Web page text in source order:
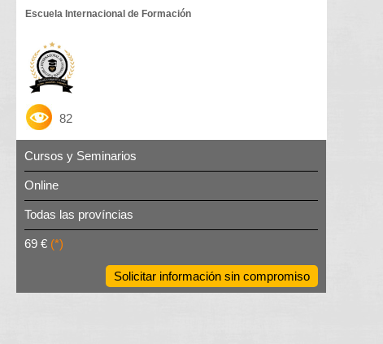
Escuela Internacional de Formación
82
Cursos y Seminarios
Online
Todas las províncias
69 € (*)
Solicitar información sin compromiso